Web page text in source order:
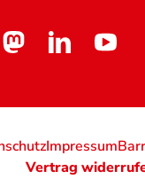
Impressum
Vertrag